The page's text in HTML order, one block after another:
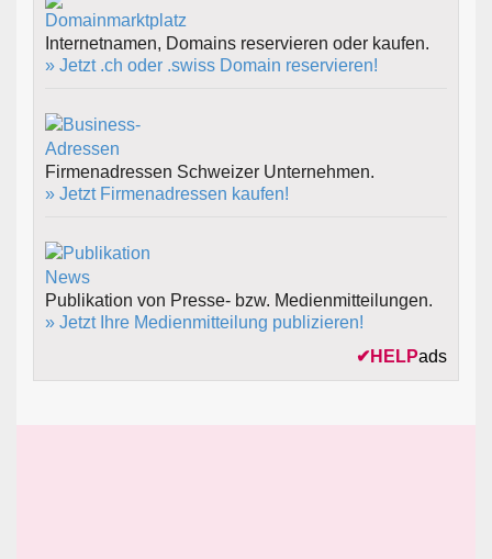
Internetnamen, Domains reservieren oder kaufen.
» Jetzt .ch oder .swiss Domain reservieren!
Firmenadressen Schweizer Unternehmen.
» Jetzt Firmenadressen kaufen!
Publikation von Presse- bzw. Medienmitteilungen.
» Jetzt Ihre Medienmitteilung publizieren!
✔ HELPads